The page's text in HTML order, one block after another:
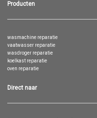
Producten
wasmachine reparatie
vaatwasser reparatie
wasdroger reparatie
koelkast reparatie
oven reparatie
Direct naar